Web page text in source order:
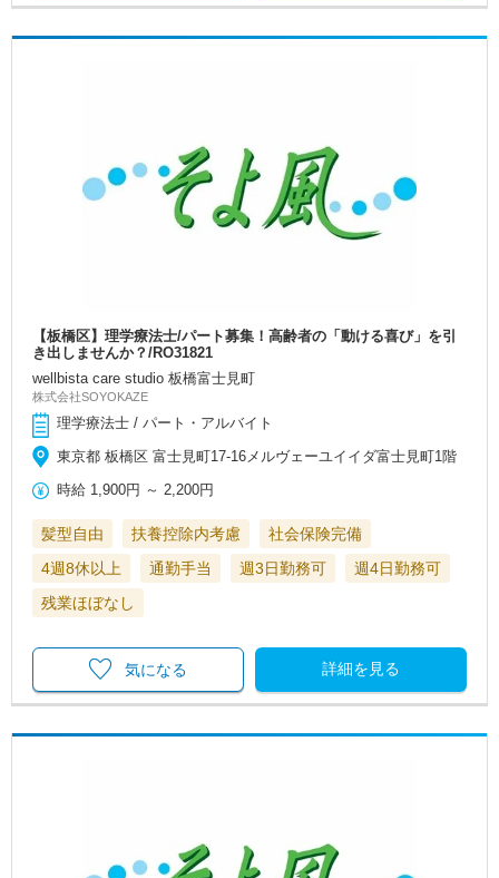
【板橋区】理学療法士/パート募集！高齢者の「動ける喜び」を引
き出しませんか？/RO31821
wellbista care studio 板橋富士見町
株式会社SOYOKAZE
理学療法士 / パート・アルバイト
東京都 板橋区 富士見町17-16メルヴェーユイイダ富士見町1階
時給 1,900円 ～2,200円
髪型自由 扶養控除内考慮
社会保険完備
4週8休以上
通勤手当 週3日勤務可
週4日勤務可
残業ほぼなし
詳細を見る
気になる